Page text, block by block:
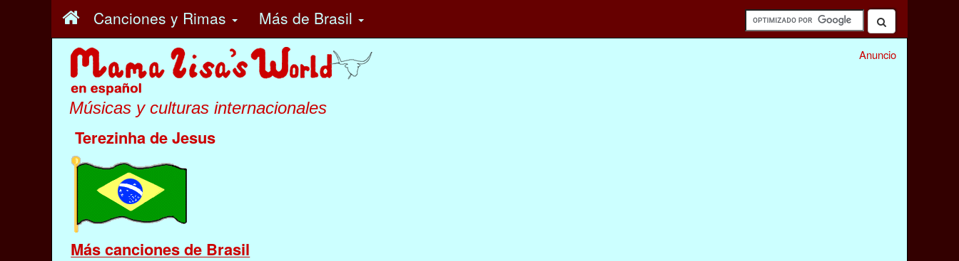
Canciones y Rimas Más de Brasil
Músicas y culturas internacionales
Terezinha de Jesus
Más canciones de Brasil
Anuncio